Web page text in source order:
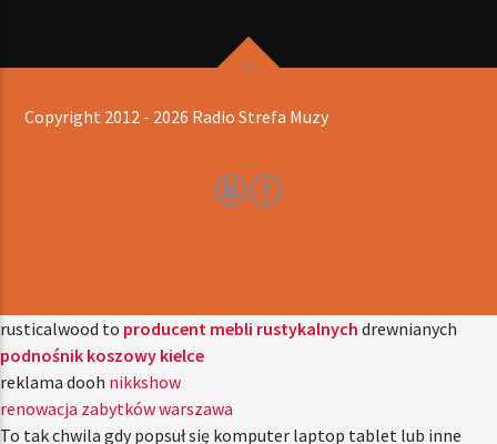
Copyright 2012 - 2026 Radio Strefa Muzy
rusticalwood to producent mebli rustykalnych drewnianych
podnośnik koszowy kielce
reklama dooh nikkshow
renowacja zabytków warszawa
To tak chwila gdy popsuł się komputer laptop tablet lub inne